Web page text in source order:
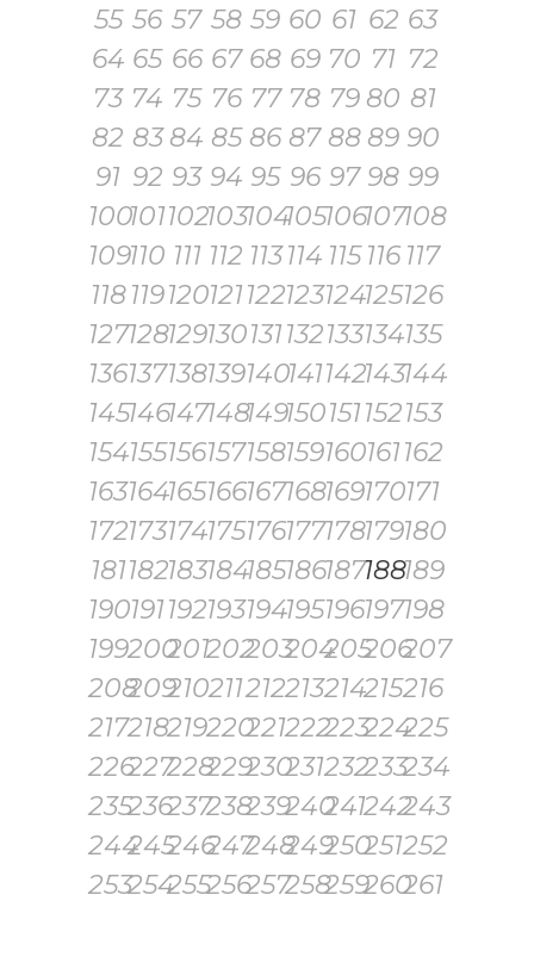
55 56 57 58 59 60 61 62 63
64 65 66 67 68 69 70 71 72
73 74 75 76 77 78 79 80 81
82 83 84 85 86 87 88 89 90
91 92 93 94 95 96 97 98 99
100101102103104105106107108
109110 111 112 113 114 115 116 117
118 119120121122123124125126
127128129130131132133134135
136137138139140141142143144
145146147148149150151152153
154155156157158159160161162
163164165166167168169170171
172173174175176177178179180
181182183184185186187188189
190191192193194195196197198
199200201202203204205206207
208209210211212213214215216
217218219220221222223224225
226227228229230231232233234
235236237238239240241242243
244245246247248249250251252
253254255256257258259260261